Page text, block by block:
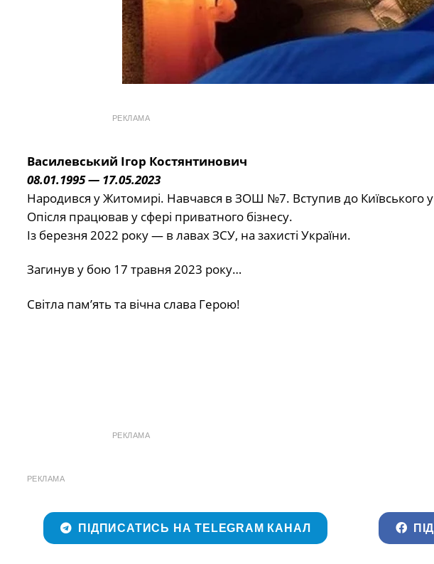
РЕКЛАМА
Василевський Ігор Костянтинович
08.01.1995 — 17.05.2023
Народився у Житомирі. Навчався в ЗОШ №7. Вступив до Київського
Опісля працював у сфері приватного бізнесу.
Із березня 2022 року — в лавах ЗСУ, на захисті України.
Загинув у бою 17 травня 2023 року…
Світла памʼять та вічна слава Герою!
РЕКЛАМА
РЕКЛАМА
ПІДПИСАТИСЬ НА TELEGRAM КАНАЛ